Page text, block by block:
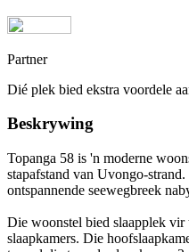
Partner
Dié plek bied ekstra voordele
Beskrywing
Topanga 58 is 'n moderne
stapafstand van Uvongo-
ontspannende seewegbreek
Die woonstel bied slaapplek vir
slaapkamers. Die